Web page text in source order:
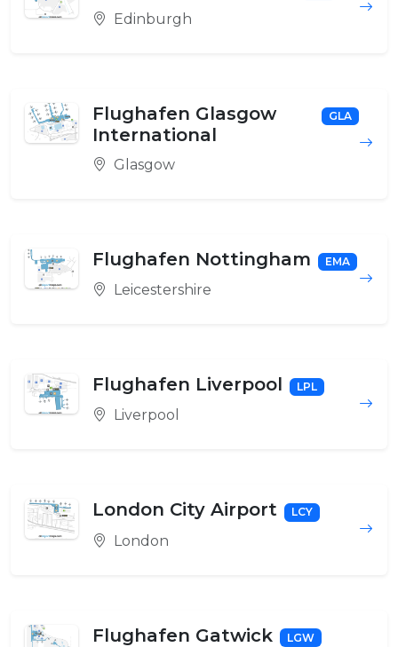
Edinburgh
Flughafen Glasgow
International
GLA
Glasgow
Flughafen Nottingham EMA
Leicestershire
Flughafen Liverpool LPL
Liverpool
London City Airport LCY
London
Flughafen Gatwick LGW